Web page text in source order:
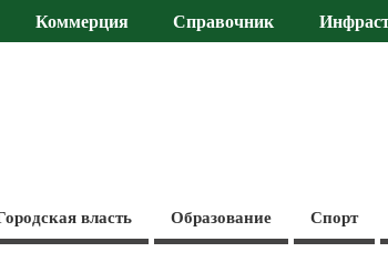
Коммерция Справочник
власть Образование Спорт